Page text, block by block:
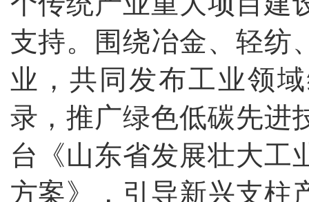
支持。围绕冶金、轻纺
业，共同发布工业领
录，推广绿色低碳先进
台《山东省发展壮大工
方案》，引导新兴支柱